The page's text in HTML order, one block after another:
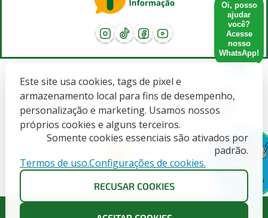
X
Oi, posso
ajudar
você?
Acesse
nosso
WhatsApp!
Este site usa cookies, tags de pixel e
armazenamento local para fins de desempenho,
personalização e marketing. Usamos nossos
próprios cookies e alguns terceiros.
Somente cookies essenciais são ativados por
padrão.
Termos de uso.Configurações de cookies.
RECUSAR COOKIES
Governo do Estado de Goiás. SECRETARIA DE ESTADO DE